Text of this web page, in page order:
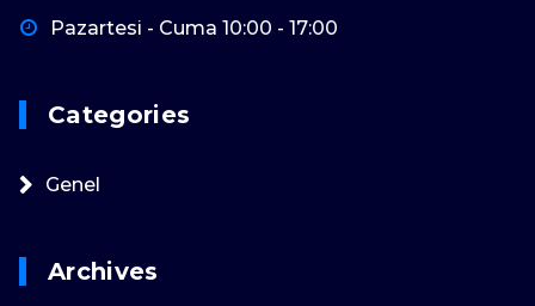
Pazartesi - Cuma 10:00 - 17:00
Categories
Genel
Archives